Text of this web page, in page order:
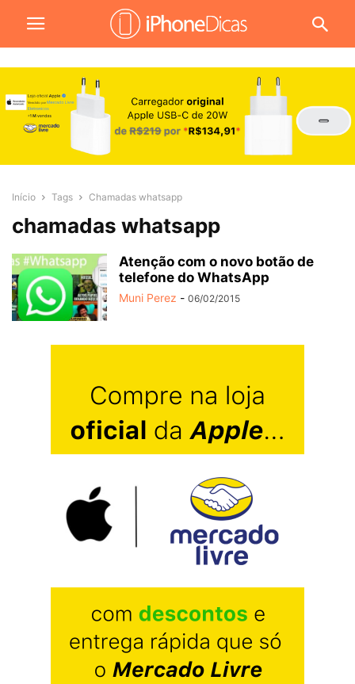
Início Tags Chamadas whatsapp
chamadas whatsapp
Atenção com o novo botão de
telefone do WhatsApp
Muni Perez - 06/02/2015